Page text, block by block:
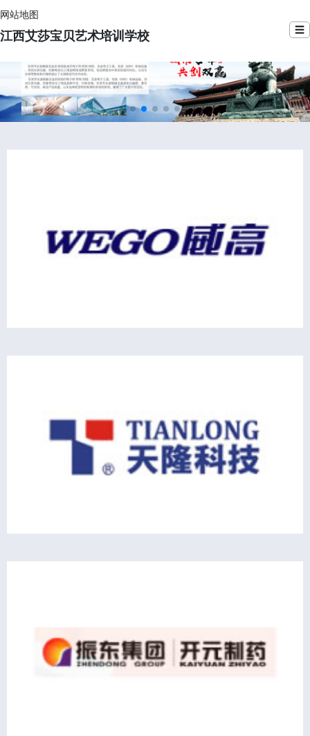
网站地图
江西艾莎宝贝艺术培训学校 ☰